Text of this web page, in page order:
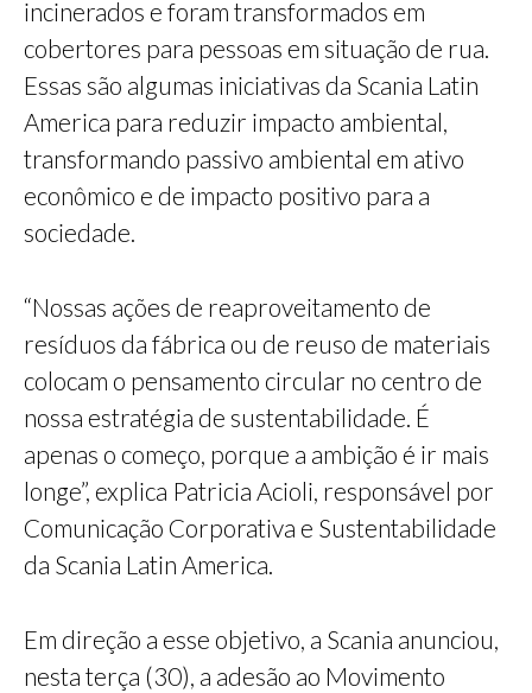
incinerados e foram transformados em
cobertores para pessoas em situação de rua.
Essas são algumas iniciativas da Scania Latin
America para reduzir impacto ambiental,
transformando passivo ambiental em ativo
econômico e de impacto positivo para a
sociedade.
“Nossas ações de reaproveitamento de
resíduos da fábrica ou de reuso de materiais
colocam o pensamento circular no centro de
nossa estratégia de sustentabilidade. É
apenas o começo, porque a ambição é ir mais
longe”, explica Patricia Acioli, responsável por
Comunicação Corporativa e Sustentabilidade
da Scania Latin America.
Em direção a esse objetivo, a Scania anunciou,
nesta terça (30), a adesão ao Movimento